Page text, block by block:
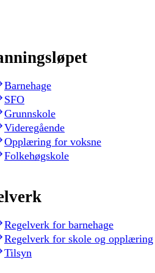
Barnehage
SFO
Grunnskole
Videregående
Opplæring for voksne
Folkehøgskole
Regelverk for barnehage
Regelverk for skole og opplæring
Tilsyn